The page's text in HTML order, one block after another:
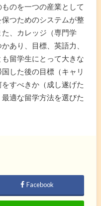
のを一つの産業として
つためのシステムが整
、カレッジ（専門学
あり、目標、英語力、
留学生にとって大きな
した後の目標（キャリ
すべきか（成し遂げた
適な留学方法を選びた
Facebook